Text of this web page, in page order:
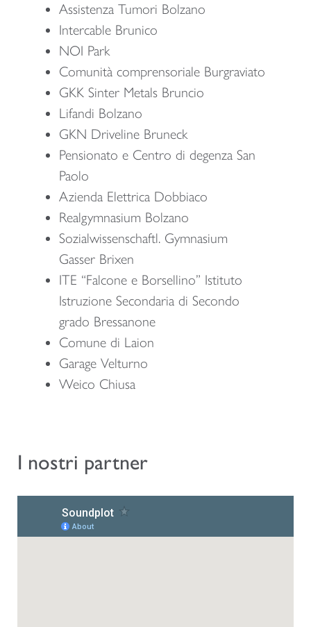
Assistenza Tumori Bolzano
Intercable Brunico
NOI Park
Comunità comprensoriale Burgraviato
GKK Sinter Metals Bruncio
Lifandi Bolzano
GKN Driveline Bruneck
Pensionato e Centro di degenza San
Paolo
Azienda Elettrica Dobbiaco
Realgymnasium Bolzano
Sozialwissenschaftl. Gymnasium
Gasser Brixen
ITE “Falcone e Borsellino” Istituto
Istruzione Secondaria di Secondo
grado Bressanone
Comune di Laion
Garage Velturno
Weico Chiusa
I nostri partner